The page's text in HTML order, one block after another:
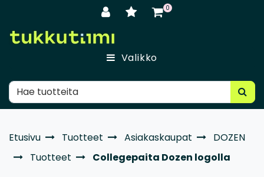
0
Valikko
Etusivu Tuotteet Asiakaskaupat
DOZEN
Tuotteet
Collegepaita Dozen logolla